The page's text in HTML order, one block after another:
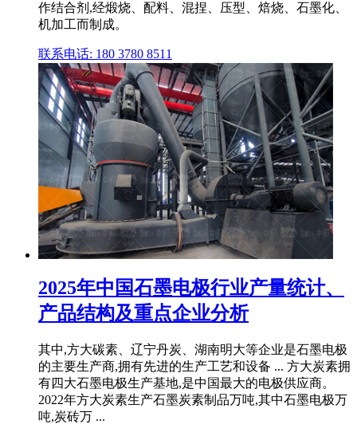
作结合剂,经煅烧、配料、混捏、压型、焙烧、石墨化、
机加工而制成。
联系电话: 180 3780 8511
2025年中国石墨电极行业产量统计、
产品结构及重点企业分析
其中,方大碳素、辽宁丹炭、湖南明大等企业是石墨电极
的主要生产商,拥有先进的生产工艺和设备 ... 方大炭素拥
有四大石墨电极生产基地,是中国最大的电极供应商。
2022年方大炭素生产石墨炭素制品万吨,其中石墨电极万
吨,炭砖万 ...